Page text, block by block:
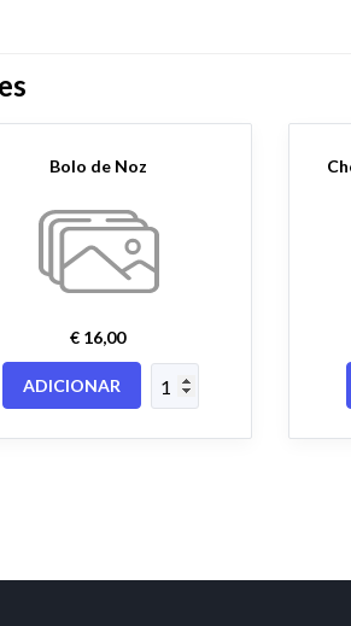
Bolo de Noz
€ 16,00
ADICIONAR